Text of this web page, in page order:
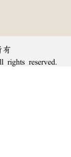
有
reserved.